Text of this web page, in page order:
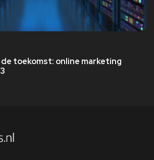
de toekomst: online marketing